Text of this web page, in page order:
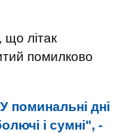
, що літак
помилково
поминальні дні
і сумні", -